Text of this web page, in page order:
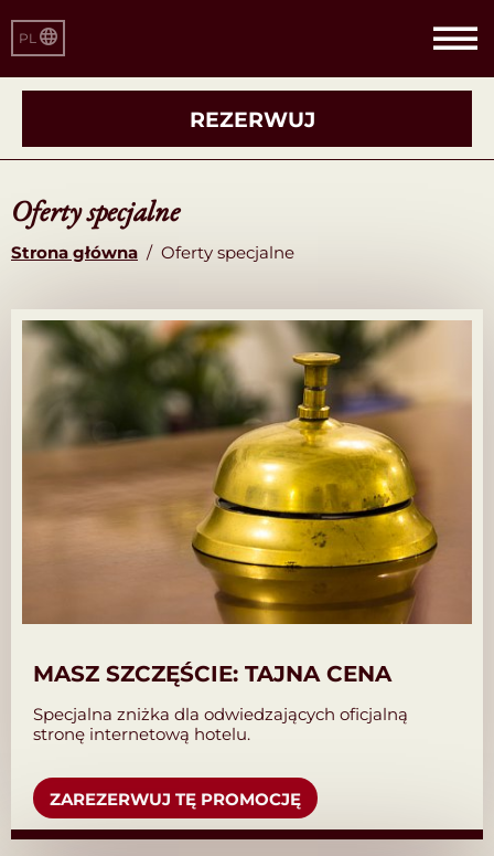
REZERWUJ
PL
Oferty specjalne
Strona główna / Oferty specjalne
MASZ SZCZĘŚCIE: TAJNA CENA
Specjalna zniżka dla odwiedzających oficjalną
stronę internetową hotelu.
ZAREZERWUJ TĘ PROMOCJĘ